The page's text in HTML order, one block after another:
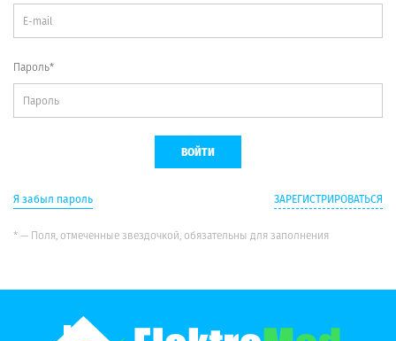
Пароль*
Я забыл пароль ЗАРЕГИСТРИРОВАТЬСЯ
* — Поля, отмеченные звездочкой, обязательны для заполнения